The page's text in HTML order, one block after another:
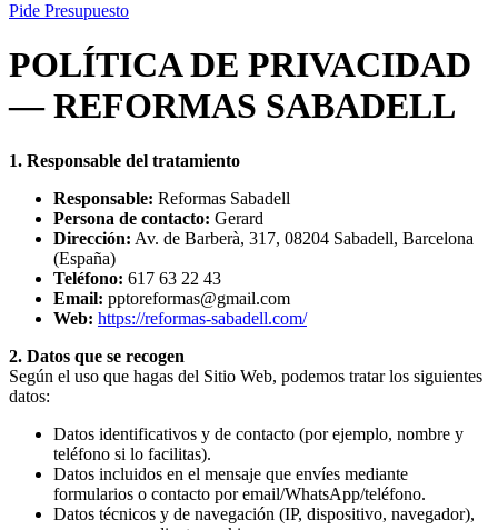
Pide Presupuesto
POLÍTICA DE PRIVACIDAD
— REFORMAS SABADELL
1. Responsable del tratamiento
Responsable: Reformas Sabadell
Persona de contacto: Gerard
Dirección: Av. de Barberà, 317, 08204 Sabadell, Barcelona
(España)
Teléfono: 617 63 22 43
Email: pptoreformas@gmail.com
Web: https://reformas-sabadell.com/
2. Datos que se recogen
Según el uso que hagas del Sitio Web, podemos tratar los siguientes
datos:
Datos identificativos y de contacto (por ejemplo, nombre y
teléfono si lo facilitas).
Datos incluidos en el mensaje que envíes mediante
formularios o contacto por email/WhatsApp/teléfono.
Datos técnicos y de navegación (IP, dispositivo, navegador),